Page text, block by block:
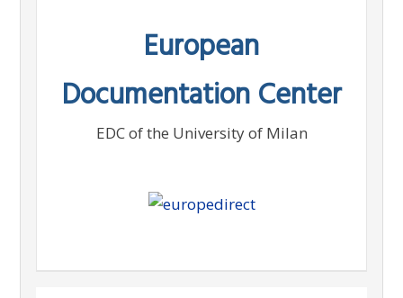
European
Documentation Center
EDC of the University of Milan